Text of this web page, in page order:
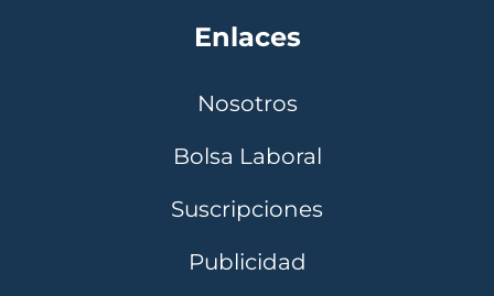
Enlaces
Nosotros
Bolsa Laboral
Suscripciones
Publicidad